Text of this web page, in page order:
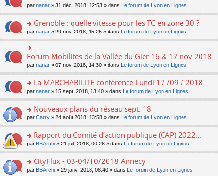
c
e
nt
pl
u
ré
c
e
nt
n
le
pl
u
s
ré
c
e
nt
g
e
n
n
le
pl
u
s
c
e
nt
e
a
g
e
n
o
lu
pl
u
s
c
e
nt
er
le
m
e
s
g
e
n
o
lu
pl
u
s
c
e
nt
o
n
ult
er
le
m
e
s
g
e
n
o
lu
pl
u
s
c
e
par nanar » 31 déc. 2018, 12:53 » dans Le forum de Lyon en Lignes
o
n
s
ult
er
le
m
e
s
g
e
n
o
lu
pl
u
Grenoble : quelle vitesse pour les TC en zone 30 ?
par nanar » 29 nov. 2018, 15:25 » dans Le forum de Lyon en Lignes
o
n
er
le
m
e
s
a
g
e
n
n
lu
Forum Mobilités de la Vallée du Gier 16 & 17 nov 2018
par nanar » 07 nov. 2018, 14:30 » dans Le forum de Lyon en Lignes
o
n
ult
er
le
m
e
a
g
La MARCHABILITE conférence Lundi 17 /09 / 2018
par nanar » 15 sept. 2018, 13:40 » dans Le forum de Lyon en Lignes
o
n
ult
er
le
m
e
Nouveaux plans du réseau sept. 18
par Carry » 24 août 2018, 13:58 » dans Le forum de Lyon en Lignes
o
n
ult
er
Rapport du Comité d’action publique (CAP) 2022...
par BBArchi » 21 juil. 2018, 00:26 » dans Le forum de Lyon en Lignes
o
CityFlux - 03-04/10/2018 Annecy
par BBArchi » 29 janv. 2018, 08:40 » dans Le forum de Lyon en Lignes